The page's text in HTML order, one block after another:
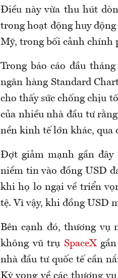
Điều này vừa thu hút
trong hoạt động huy
Mỹ, trong bối cảnh chính
Trong báo cáo đầu
ngân hàng Standard
cho thấy sức chống chịu
của nhiều nhà đầu tư
nền kinh tế lớn khác, qua
Đợt giảm mạnh gần đây
niềm tin vào đồng USD
khi họ lo ngại về triển
tệ. Vì vậy, khi đồng USD
Bên cạnh đó, thương vụ
không vũ trụ SpaceXgần
nhà đầu tư quốc tế cần